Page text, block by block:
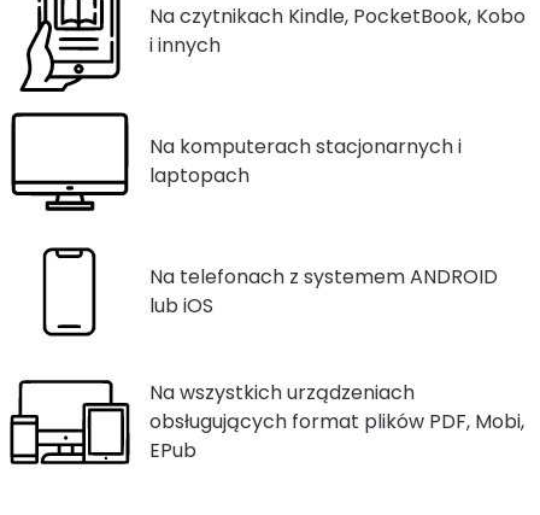
Na czytnikach Kindle, PocketBook, Kobo
i innych
Na komputerach stacjonarnych i
laptopach
Na telefonach z systemem ANDROID
lub iOS
Na wszystkich urządzeniach
obsługujących format plików PDF, Mobi,
EPub